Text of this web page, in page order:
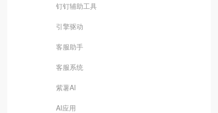
钉钉辅助工具
引擎驱动
客服助手
客服系统
紫薯AI
AI应用